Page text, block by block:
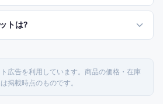
トは?
広告を利用しています。商品の価格・在庫
掲載時点のものです。